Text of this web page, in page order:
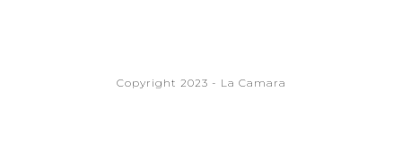
Copyright 2023 - La Camara